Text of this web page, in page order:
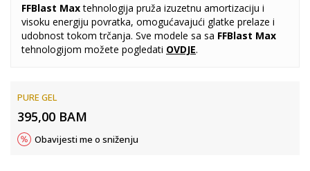
FFBlast Maxtehnologija pruža izuzetnu amortizaciju i
visoku energiju povratka, omogućavajući glatke prelaze i
udobnost tokom trčanja. Sve modele sa sa FFBlast Max
tehnologijom možete pogledati OVDJE.
PURE GEL
395,00 BAM
Obavijesti me o sniženju